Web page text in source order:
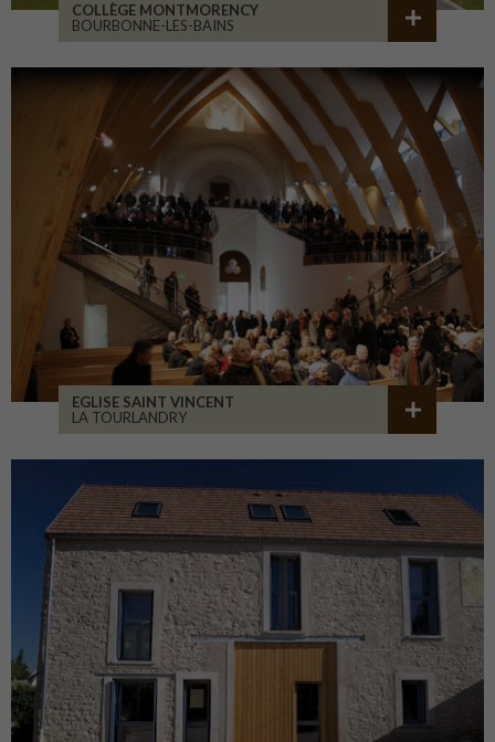
COLLÈGE MONTMORENCY
BOURBONNE-LES-BAINS
EGLISE SAINT VINCENT
LA TOURLANDRY